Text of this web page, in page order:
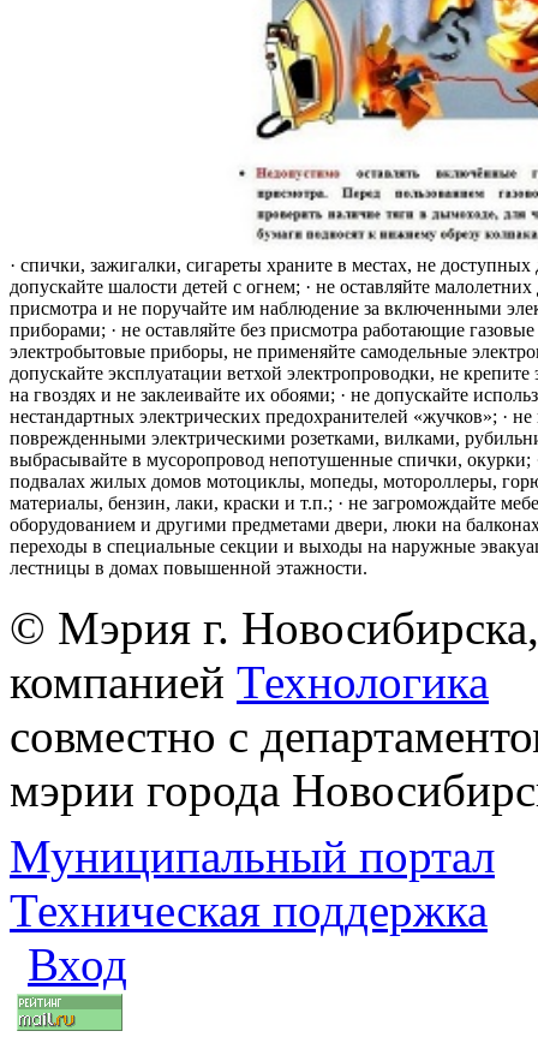
· спички, зажигалки, сигареты храните в местах, не доступных
допускайте шалости детей с огнем; · не оставляйте малолетних
присмотра и не поручайте им наблюдение за включенными
приборами; · не оставляйте без присмотра работающие
электробытовые приборы, не применяйте самодельные
допускайте эксплуатации ветхой электропроводки, не крепите
на гвоздях и не заклеивайте их обоями; · не допускайте
нестандартных электрических предохранителей «жучков»; · не
поврежденными электрическими розетками, вилками,
выбрасывайте в мусоропровод непотушенные спички, окурки;
подвалах жилых домов мотоциклы, мопеды, мотороллеры,
материалы, бензин, лаки, краски и т.п.; · не загромождайте
оборудованием и другими предметами двери, люки на
переходы в специальные секции и выходы на наружные
лестницы в домах повышенной этажности.
© Мэрия г.
компанией Технологика
совместно с
мэрии города
Муниципальный портал
Техническая поддержка
Вход